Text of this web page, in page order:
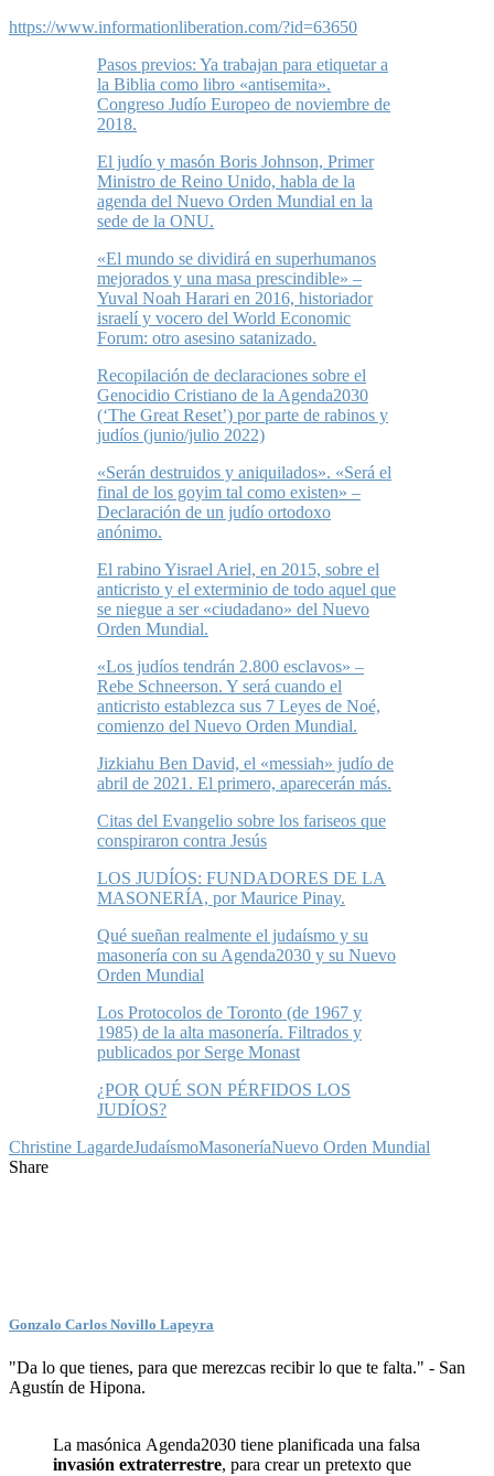
https://www.informationliberation.com/?id=63650
Pasos previos: Ya trabajan para etiquetar a
la Biblia como libro «antisemita».
Congreso Judío Europeo de noviembre de
2018.
El judío y masón Boris Johnson, Primer
Ministro de Reino Unido, habla de la
agenda del Nuevo Orden Mundial en la
sede de la ONU.
«El mundo se dividirá en superhumanos
mejorados y una masa prescindible» –
Yuval Noah Harari en 2016, historiador
israelí y vocero del World Economic
Forum: otro asesino satanizado.
Recopilación de declaraciones sobre el
Genocidio Cristiano de la Agenda2030
(‘The Great Reset’) por parte de rabinos y
judíos (junio/julio 2022)
«Serán destruidos y aniquilados». «Será el
final de los goyim tal como existen» –
Declaración de un judío ortodoxo
anónimo.
El rabino Yisrael Ariel, en 2015, sobre el
anticristo y el exterminio de todo aquel que
se niegue a ser «ciudadano» del Nuevo
Orden Mundial.
«Los judíos tendrán 2.800 esclavos» –
Rebe Schneerson. Y será cuando el
anticristo establezca sus 7 Leyes de Noé,
comienzo del Nuevo Orden Mundial.
Jizkiahu Ben David, el «messiah» judío de
abril de 2021. El primero, aparecerán más.
Citas del Evangelio sobre los fariseos que
conspiraron contra Jesús
LOS JUDÍOS: FUNDADORES DE LA
MASONERÍA, por Maurice Pinay.
Qué sueñan realmente el judaísmo y su
masonería con su Agenda2030 y su Nuevo
Orden Mundial
Los Protocolos de Toronto (de 1967 y
1985) de la alta masonería. Filtrados y
publicados por Serge Monast
¿POR QUÉ SON PÉRFIDOS LOS
JUDÍOS?
Christine LagardeJudaísmoMasoneríaNuevo Orden Mundial
Share
Gonzalo Carlos Novillo Lapeyra
"Da lo que tienes, para que merezcas recibir lo que te falta." - San
Agustín de Hipona.
La masónica Agenda2030 tiene planificada una falsa
invasión extraterrestre, para crear un pretexto que